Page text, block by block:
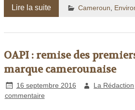
Lire la suite Cameroun
OAPI : remise des
marque camerounaise
16 septembre 2016 La Rédaction
commentaire